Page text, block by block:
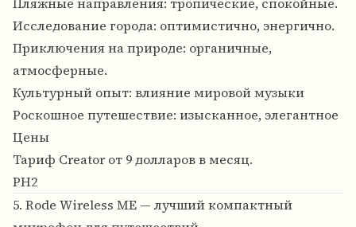
Исследование города: оптимистично, энергично.
Приключения на природе: органичные,
атмосферные.
Культурный опыт: влияние мировой музыки
Роскошное путешествие: изысканное, элегантное
Цены
Тариф Creator от 9 долларов в месяц.
PH2
5. Rode Wireless ME — лучший компактный